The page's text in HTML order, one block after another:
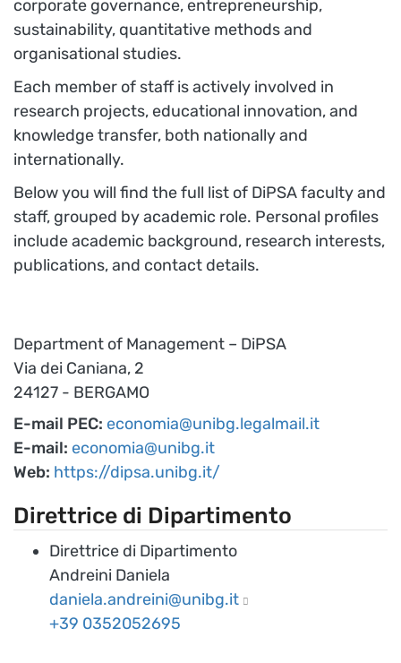
corporate governance, entrepreneurship,
sustainability, quantitative methods and
organisational studies.
Each member of staff is actively involved in
research projects, educational innovation, and
knowledge transfer, both nationally and
internationally.
Below you will find the full list of DiPSA faculty and
staff, grouped by academic role. Personal profiles
include academic background, research interests,
publications, and contact details.
Department of Management – DiPSA
Via dei Caniana, 2
24127 - BERGAMO
E-mail PEC: economia@unibg.legalmail.it
E-mail: economia@unibg.it
Web: https://dipsa.unibg.it/
Direttrice di Dipartimento
Direttrice di Dipartimento
Andreini Daniela
daniela.andreini@unibg.it
0352052695